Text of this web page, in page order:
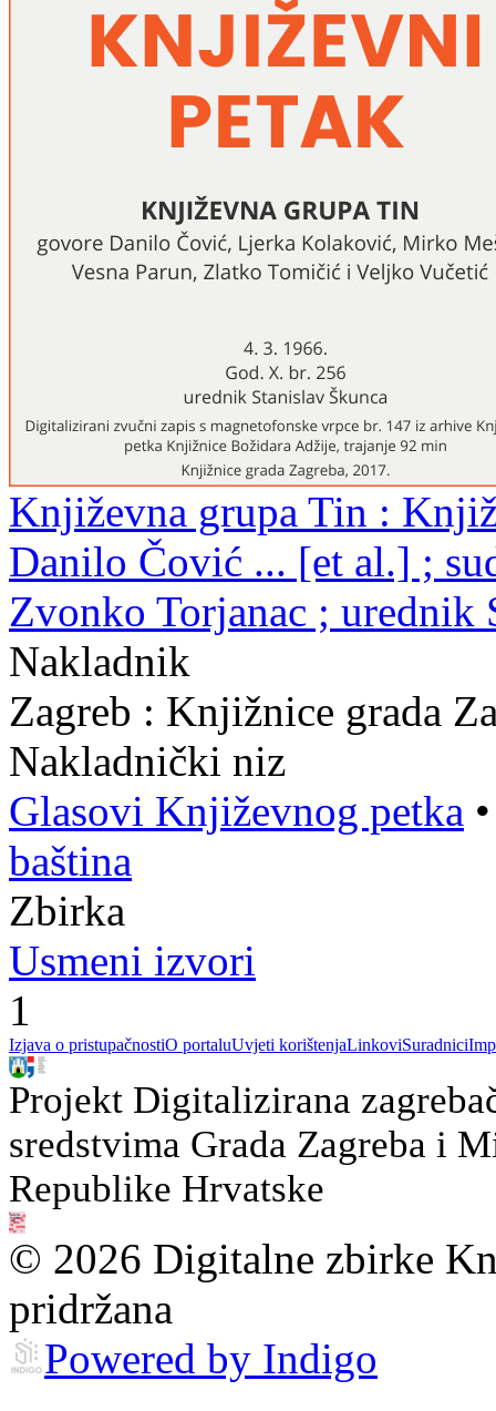
Književna grupa Tin :
Danilo Čović ... [et al.] ;
Zvonko Torjanac ; urednik
Nakladnik
Zagreb : Knjižnice grada
Nakladnički niz
Glasovi Književnog petka
baština
Zbirka
Usmeni izvori
1
Izjava o pristupačnostiO portaluUvjeti korištenjaLinkoviSuradnici
Projekt Digitalizirana
sredstvima Grada Zagreba i
Republike Hrvatske
© 2026 Digitalne zbirke
pridržana
Powered by Indigo